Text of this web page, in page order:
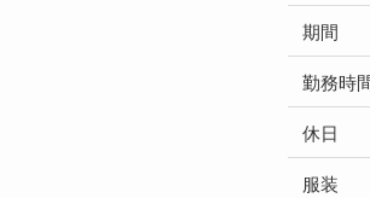
期間
勤務時
休日
服装